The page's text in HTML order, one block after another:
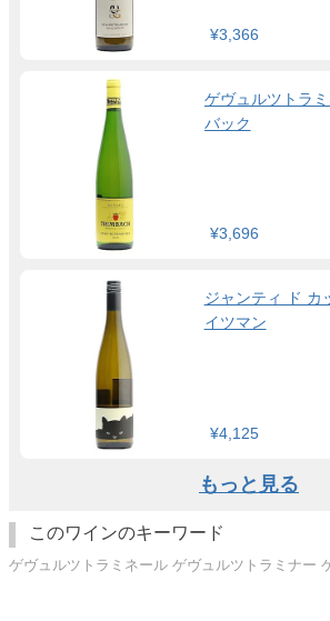
¥3,366
ゲヴュルツトラ
バック
¥3,696
ジャンティ ド カ
イツマン
¥4,125
もっと見る
このワインのキーワード
ゲヴュルツトラミネール ゲヴュルツトラミナー